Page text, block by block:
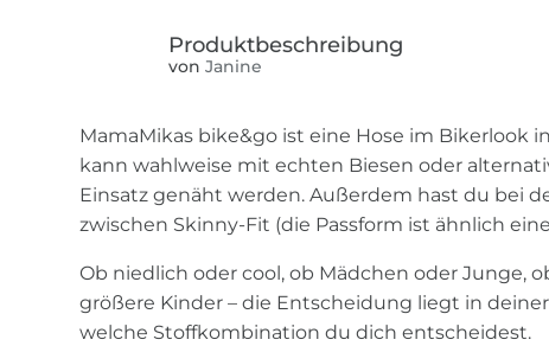
von Janine
MamaMikas bike&go ist eine Hose im Bikerlook
kann wahlweise mit echten Biesen oder
Einsatz genäht werden. Außerdem hast du bei
zwischen Skinny-Fit (die Passform ist ähnlich
Ob niedlich oder cool, ob Mädchen oder Junge,
größere Kinder – die Entscheidung liegt in
welche Stoffkombination du dich entscheidest.